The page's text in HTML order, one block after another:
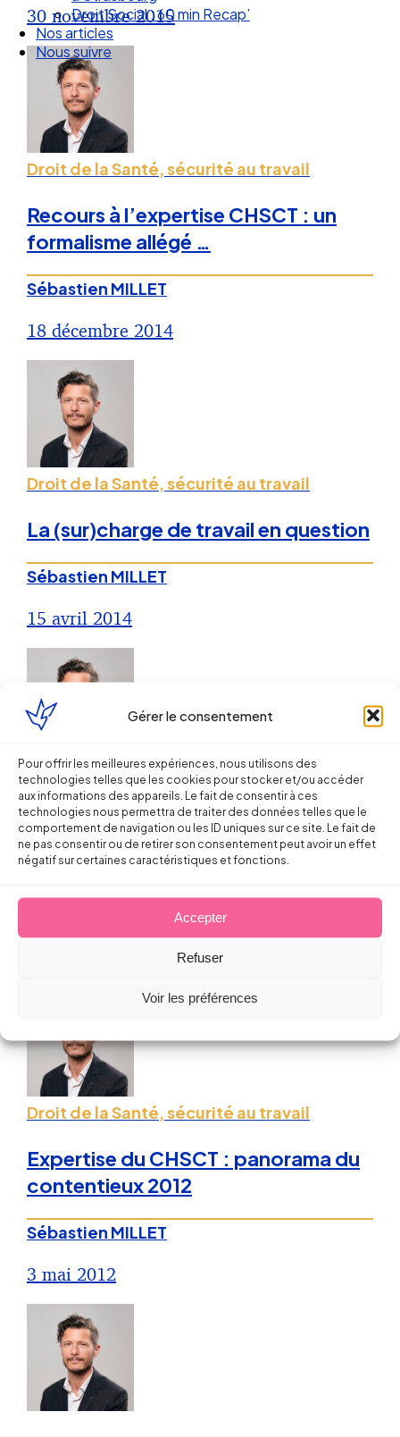
Gérer le consentement
Pour offrir les meilleures expériences, nous utilisons des
technologies telles que les cookies pour stocker et/ou accéder
aux informations des appareils. Le fait de consentir à ces
technologies nous permettra de traiter des données telles que le
comportement de navigation ou les ID uniques sur ce site. Le fait de
ne pas consentir ou de retirer son consentement peut avoir un effet
négatif sur certaines caractéristiques et fonctions.
Accepter
Refuser
Voir les préférences
Droit Social : 60 min Recap’
Nos articles
Nous suivre
30 novembre 2015
Droit de la Santé, sécurité au travail
Recours à l’expertise CHSCT : un
formalisme allégé …
Sébastien MILLET
18 décembre 2014
Droit de la Santé, sécurité au travail
La (sur)charge de travail en question
Sébastien MILLET
15 avril 2014
Droit de la Santé, sécurité au travail
Projet de réforme de l’expertise
CHSCT dans les entreprises multi-
établissements
Droit de la Santé, sécurité au travail
Expertise du CHSCT : panorama du
contentieux 2012
Sébastien MILLET
3 mai 2012